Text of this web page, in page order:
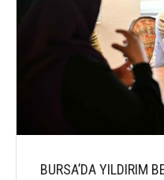
BURSA’DA YILDIRIM